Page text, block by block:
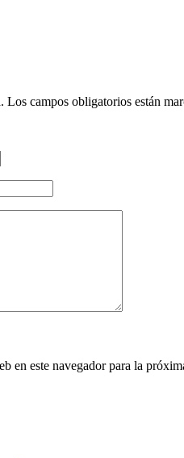
Los campos obligatorios están
en este navegador para la